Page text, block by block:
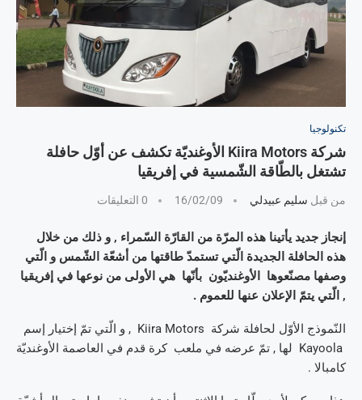
تكنولوجيا
شركة Kiira Motors الأوغنديّة تكشف عن أوّل حافلة
تشتغل بالطّاقة الشّمسية في إفريقيا
من قبل سليم عبيدلي 16/02/09 0 التعليقات
إنجاز جديد يأتينا هذه المرّة من القارّة السّمراء , و ذلك من خلال
هذه الحافلة الجديدة الّتي تستمدّ طاقتها من أشعّة الشّمس و الّتي
وصفها مصنّعوها الأوغنديّون بأنّها هي الأولى من نوعها في إفريقيا
, الّتي يتمّ الإعلان عنها للعموم .
النّموذج الأوّل لحافلة شركة Kiira Motors , و الّتي تمّ إختيار إسم
Kayoola لها , تمّ عرضه في ملعب كرة قدم في العاصمة الأوغنديّة
كامبالا .